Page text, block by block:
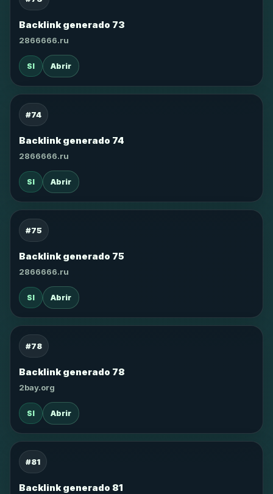
Backlink generado 73
2866666.ru
SI Abrir
#74
Backlink generado 74
2866666.ru
SI Abrir
#75
Backlink generado 75
2866666.ru
SI Abrir
#78
Backlink generado 78
2bay.org
SI Abrir
#81
Backlink generado 81